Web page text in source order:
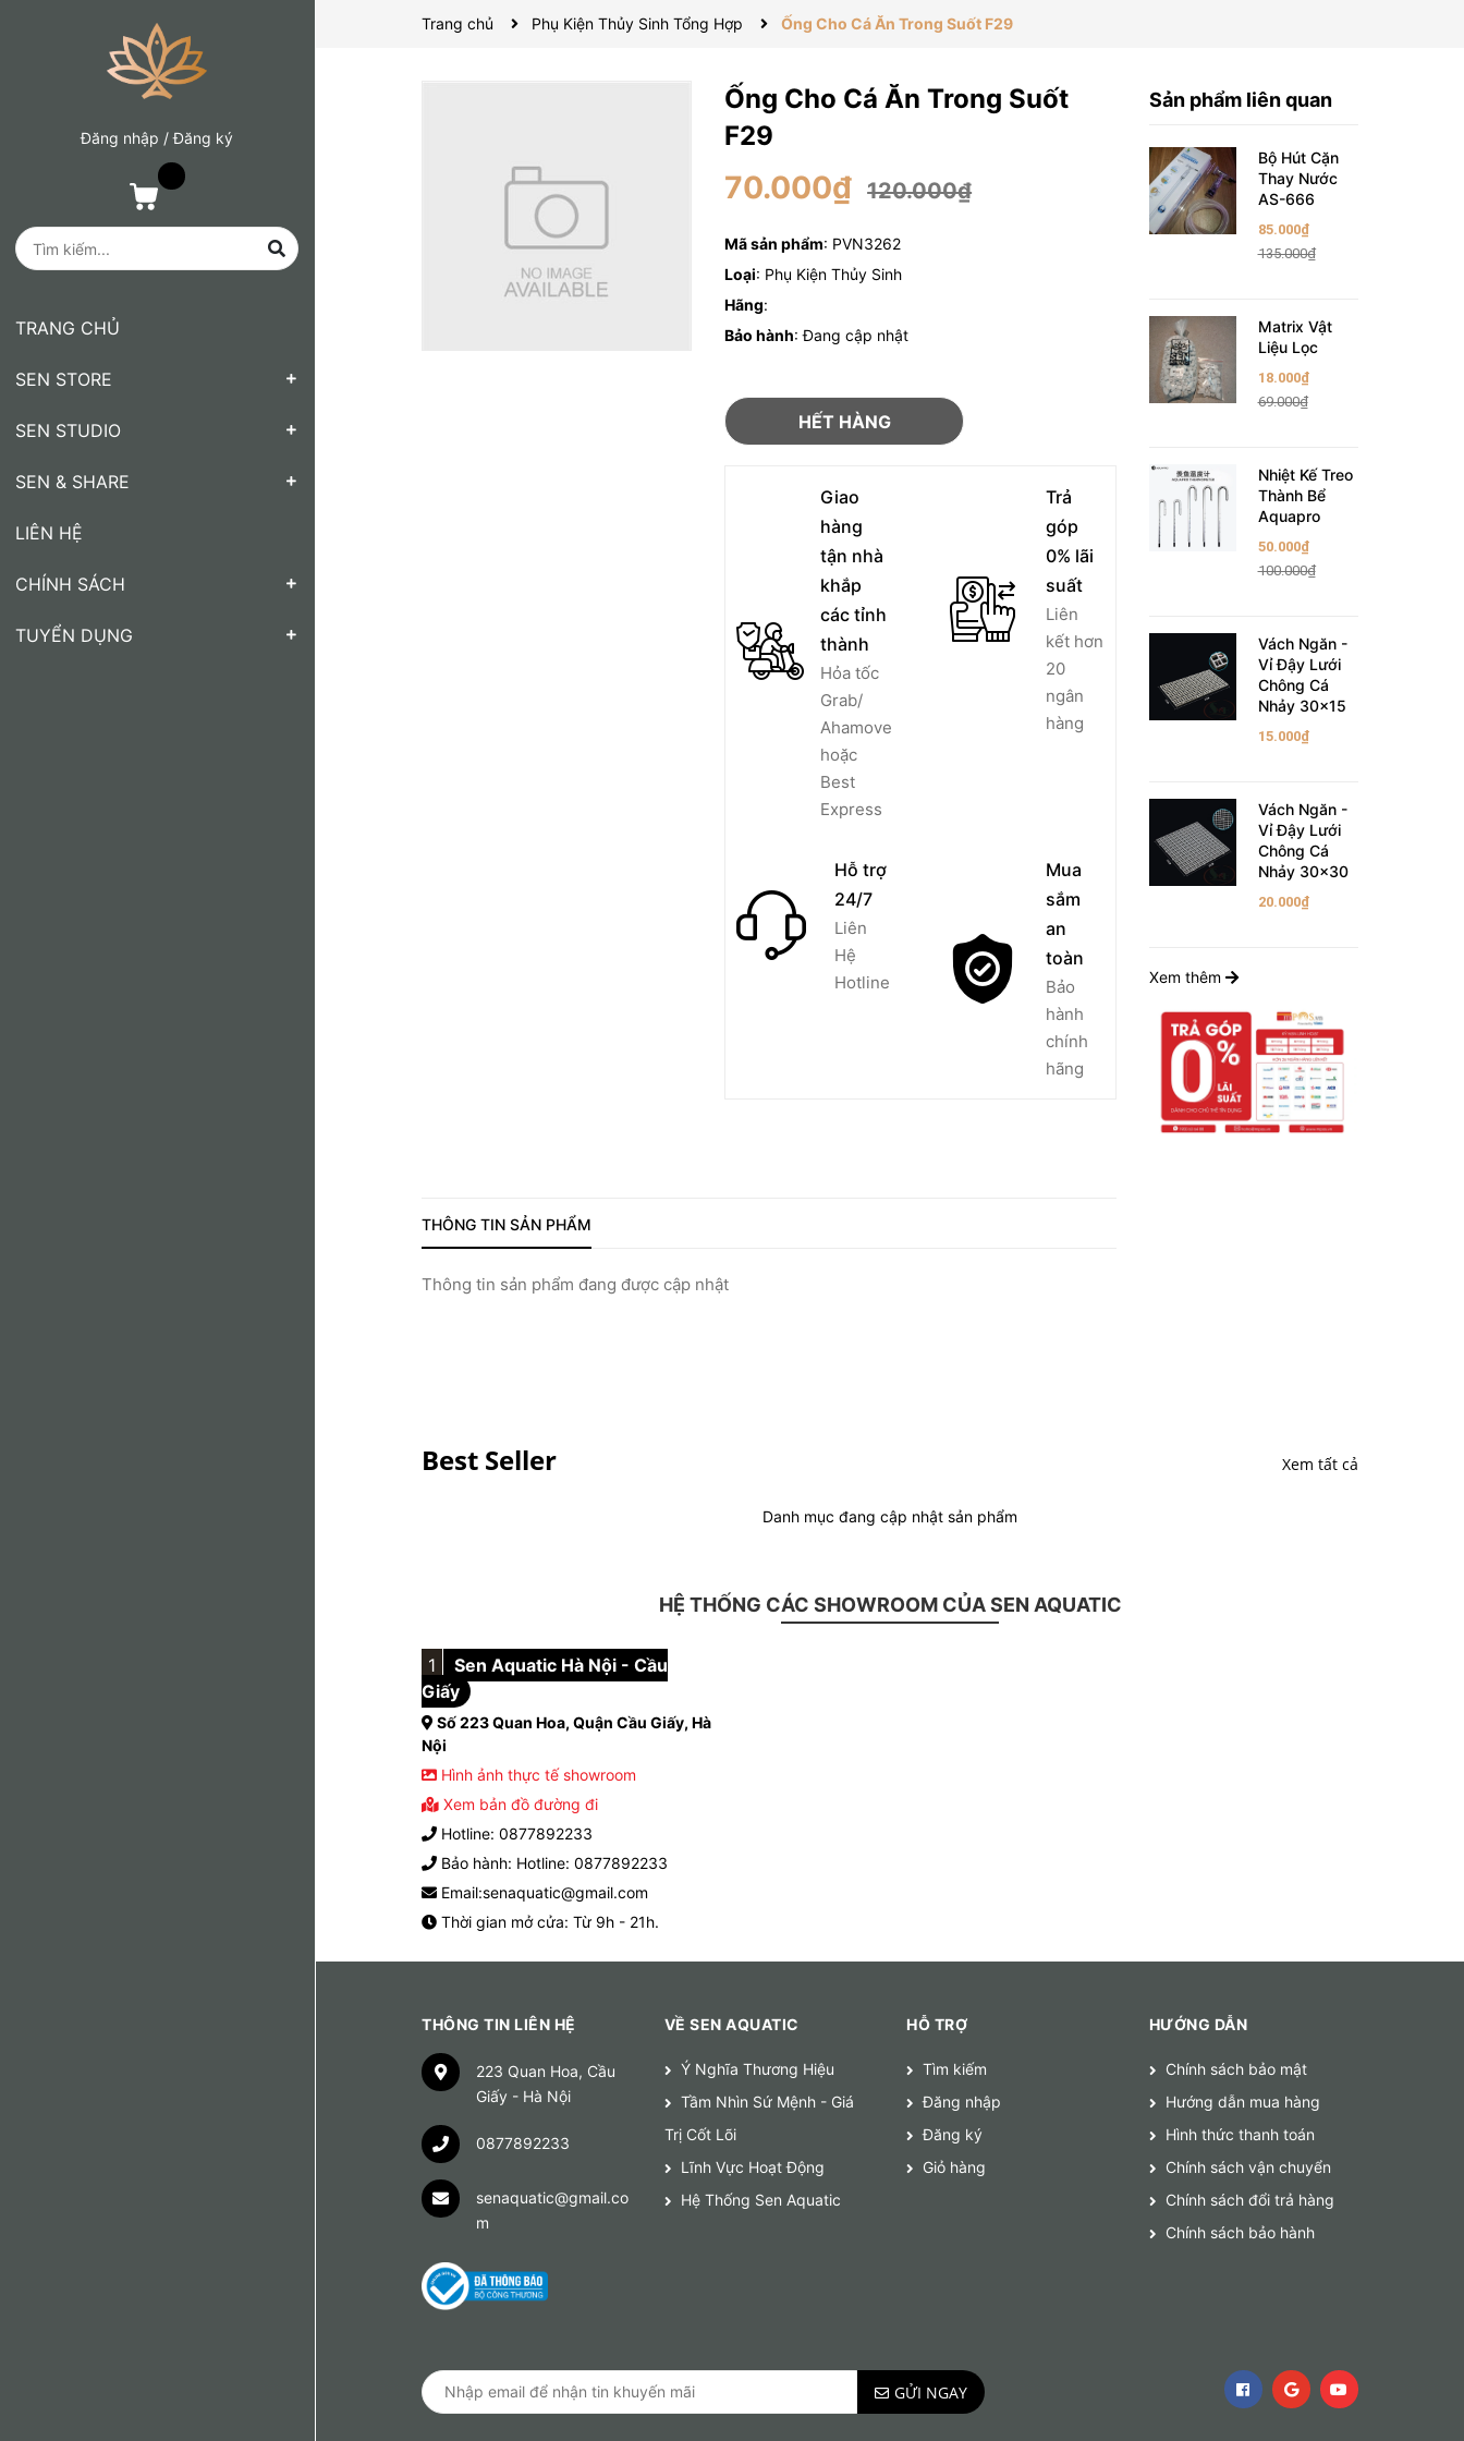
Đăng nhập /Đăng ký
TRANG CHỦ
SEN STORE
SEN STUDIO
SEN & SHARE
LIÊN HỆ
CHÍNH SÁCH
TUYỂN DỤNG
Trang chủ Phụ Kiện Thủy Sinh Tổng Hợp Ống Cho Cá Ăn Trong Suốt F29
Ống Cho Cá Ăn Trong Suốt
F29
70.000₫ 120.000₫
Mã sản phẩm: PVN3262
Loại: Phụ Kiện Thủy Sinh
Hãng:
Bảo hành: Đang cập nhật
HẾT HÀNG
Giao
hàng
tận nhà
khắp
các tỉnh
thành
Hỏa tốc
Grab/
Ahamove
hoặc
Best
Express
Trả
góp
0% lãi
suất
Liên
kết hơn
20
ngân
hàng
Hỗ trợ
24/7
Liên
Hệ
Hotline
Mua
sắm
an
toàn
Bảo
hành
chính
hãng
THÔNG TIN SẢN PHẨM
Thông tin sản phẩm đang được cập nhật
Sản phẩm liên quan
Bộ Hút Cặn
Thay Nước
AS-666
85.000₫
135.000₫
Matrix Vật
Liệu Lọc
18.000₫
69.000₫
Nhiệt Kế Treo
Thành Bể
Aquapro
50.000₫
100.000₫
Vách Ngăn -
Vỉ Đậy Lưới
Chông Cá
Nhảy 30x15
15.000₫
Vách Ngăn -
Vỉ Đậy Lưới
Chông Cá
Nhảy 30x30
20.000₫
Xem thêm
Best Seller Xem tất cả
Danh mục đang cập nhật sản phẩm
HỆ THỐNG CÁC SHOWROOM CỦA SEN AQUATIC
1
Sen Aquatic Hà Nội - Cầu
Giấy
Số 223 Quan Hoa, Quận Cầu Giấy, Hà
Nội
Hình ảnh thực tế showroom
Xem bản đồ đường đi
Hotline: 0877892233
Bảo hành: Hotline: 0877892233
Email:senaquatic@gmail.com
Thời gian mở cửa: Từ 9h - 21h.
THÔNG TIN LIÊN HỆ
223 Quan Hoa, Cầu
Giấy - Hà Nội
0877892233
senaquatic@gmail.co
m
VỀ SEN AQUATIC
Ý Nghĩa Thương Hiệu
Tầm Nhìn Sứ Mệnh - Giá
Trị Cốt Lõi
Lĩnh Vực Hoạt Động
Hệ Thống Sen Aquatic
HỖ TRỢ
Tìm kiếm
Đăng nhập
Đăng ký
Giỏ hàng
HƯỚNG DẪN
Chính sách bảo mật
Hướng dẫn mua hàng
Hình thức thanh toán
Chính sách vận chuyển
Chính sách đổi trả hàng
Chính sách bảo hành
GỬI NGAY